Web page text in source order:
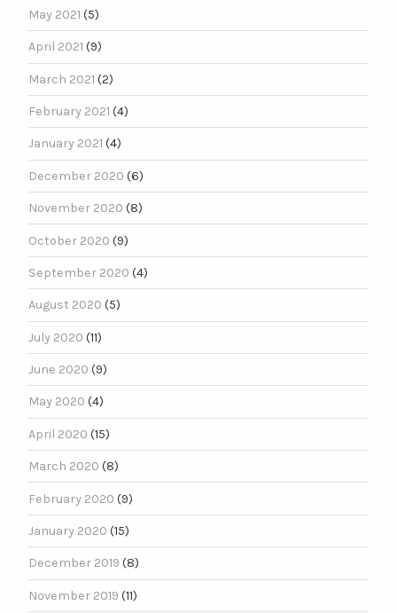
May 2021 (5)
April 2021 (9)
March 2021 (2)
February 2021 (4)
January 2021 (4)
December 2020 (6)
November 2020 (8)
October 2020 (9)
September 2020 (4)
August 2020 (5)
July 2020 (11)
June 2020 (9)
May 2020 (4)
April 2020 (15)
March 2020 (8)
February 2020 (9)
January 2020 (15)
December 2019 (8)
November 2019 (11)